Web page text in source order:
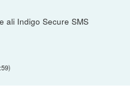
ali Indigo Secure SMS
)